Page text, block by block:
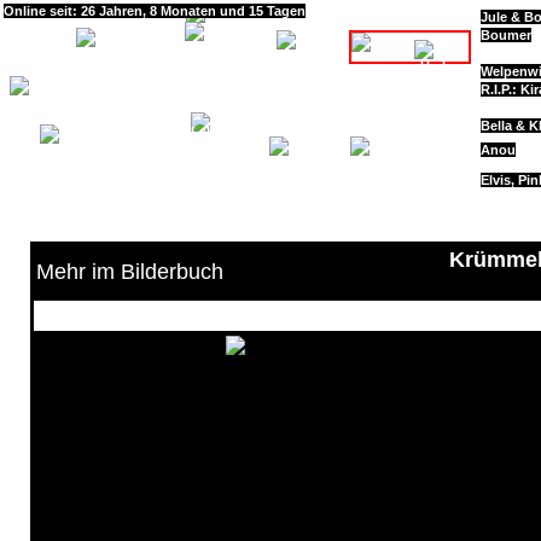
Jule &
Boumer
Bella &
Elvis,
Anou
R.I.P.:
Online seit: 26 Jahren, 8 Monaten und 15 Tagen
Mehr im Bilderbuch